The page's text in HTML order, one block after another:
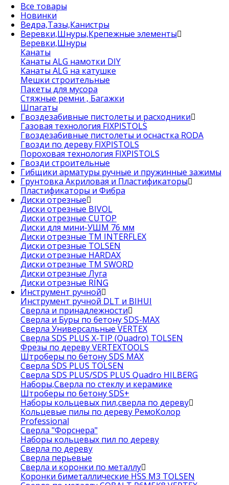
Все товары
Новинки
Ведра,Тазы,Канистры
Веревки,Шнуры,Крепежные элементы
Веревки,Шнуры
Канаты
Канаты ALG намотки DIY
Канаты ALG на катушке
Мешки строительные
Пакеты для мусора
Стяжные ремни , Багажки
Шпагаты
Гвоздезабивные пистолеты и расходники
Газовая технология FIXPISTOLS
Гвоздезабивные пистолеты и оснастка RODA
Гвозди по дереву FIXPISTOLS
Пороховая технология FIXPISTOLS
Гвозди строительные
Гибщики арматуры ручные и пружинные зажимы
Грунтовка Акриловая и Пластификаторы
Пластификаторы и Фибра
Диски отрезные
Диски отрезные BIVOL
Диски отрезные CUTOP
Диски для мини-УШМ 76 мм
Диски отрезные ТМ INTERFLEX
Диски отрезные TOLSEN
Диски отрезные HARDAX
Диски отрезные ТМ SWORD
Диски отрезные Луга
Диски отрезные RING
Инструмент ручной
Инструмент ручной DLT и BIHUI
Сверла и принадлежности
Сверла и Буры по бетону SDS-MAX
Сверла Универсальные VERTEX
Сверла SDS PLUS X-TIP (Quadro) TOLSEN
Фрезы по дереву VERTEXTOOLS
Штроберы по бетону SDS MAX
Сверла SDS PLUS TOLSEN
Сверла SDS PLUS/SDS PLUS Quadro HILBERG
Наборы,Сверла по стеклу и керамике
Штроберы по бетону SDS+
Наборы кольцевых пил,сверла по дереву
Кольцевые пилы по дереву РемоКолор
Professional
Сверла "Форснера"
Наборы кольцевых пил по дереву
Сверла по дереву
Сверла перьевые
Сверла и коронки по металлу
Коронки биметаллические HSS M3 TOLSEN